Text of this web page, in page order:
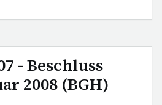
- Beschluss
2008 (BGH)